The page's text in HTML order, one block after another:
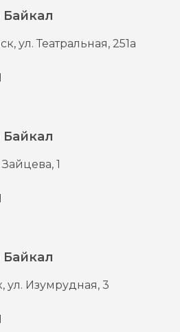
ул. Театральная, 251а
Зайцева, 1
ул. Изумрудная, 3